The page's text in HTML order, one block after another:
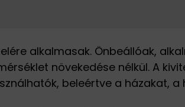
alkalmasak. Önbeállóak,
növekedése nélkül. A
beleértve a házakat, a